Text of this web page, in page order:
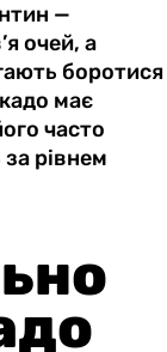
—
очей, а
боротися
має
часто
рівнем